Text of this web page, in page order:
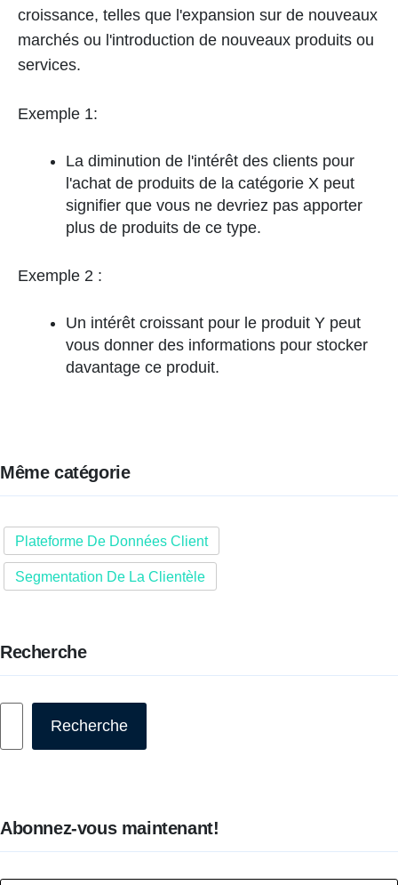
croissance, telles que l'expansion sur de nouveaux
marchés ou l'introduction de nouveaux produits ou
services.
Exemple 1:
La diminution de l'intérêt des clients pour
l'achat de produits de la catégorie X peut
signifier que vous ne devriez pas apporter
plus de produits de ce type.
Exemple 2 :
Un intérêt croissant pour le produit Y peut
vous donner des informations pour stocker
davantage ce produit.
Même catégorie
Plateforme De Données Client
Segmentation De La Clientèle
Recherche
Recherche
Abonnez-vous maintenant!